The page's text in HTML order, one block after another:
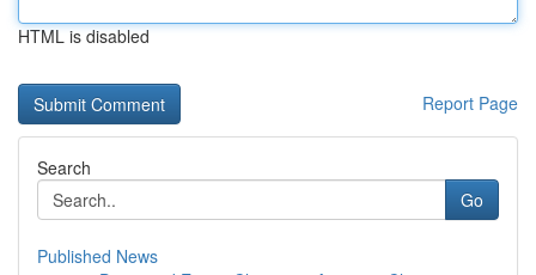
HTML is disabled
Report Page
Search
Go
Published News